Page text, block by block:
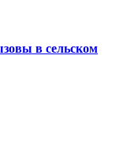
в сельском